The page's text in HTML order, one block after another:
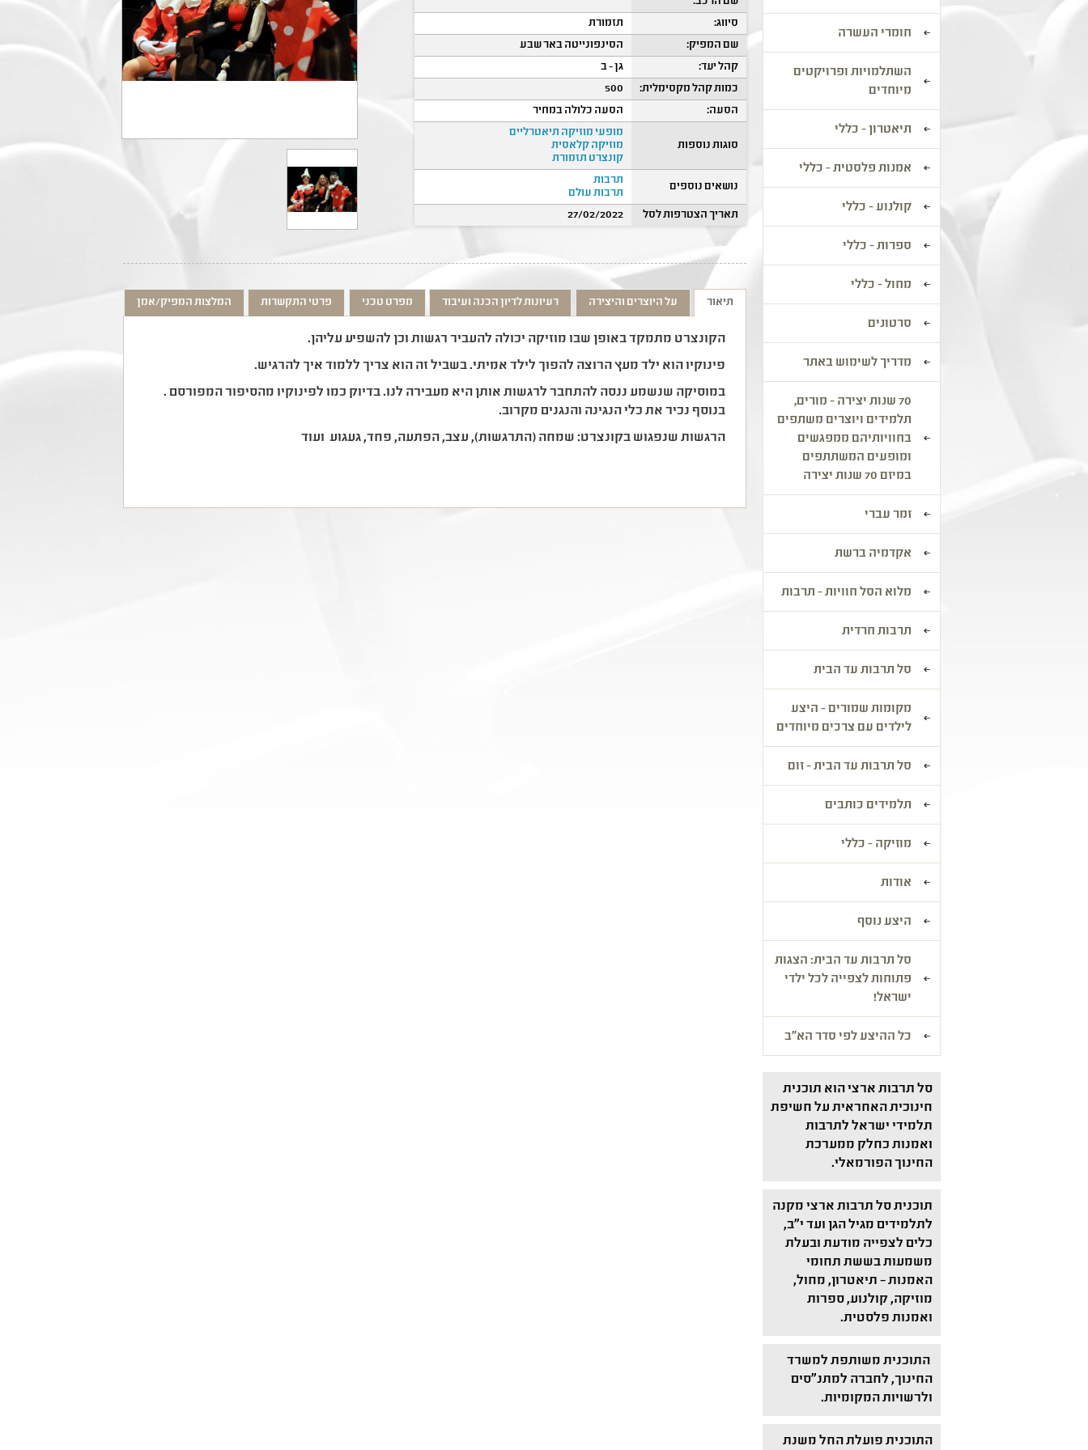
סיווג:
תזמורת
שם המפיק:
הסינפונייטה באר שבע
קהל יעד:
גן - ב
כמות קהל מקסימלית:
500
הסעה:
הסעה כלולה במחיר
סוגות נוספות
מופעי מוזיקה תיאטרליים
מוזיקה קלאסית
קונצרט תזמורת
נושאים נוספים
תרבות
תרבות עולם
תאריך הצטרפות לסל
27/02/2022
תיאור על היוצרים והיצירה רעיונות לדיון הכנה ועיבוד מפרט טכני פרטי התקשרות המלצות המפיק/אמן
הקונצרט מתמקד באופן שבו מוזיקה יכולה להעביר רגשות וכן להשפיע עליהן.
פינוקיו הוא ילד מעץ הרוצה להפוך לילד אמיתי. בשביל זה הוא צריך ללמוד איך להרגיש.
במוסיקה שנשמע ננסה להתחבר לרגשות אותן היא מעבירה לנו. בדיוק כמו לפינוקיו מהסיפור המפורסם .
בנוסף נכיר את כלי הנגינה והנגנים מקרוב.
הרגשות שנפגוש בקונצרט: שמחה (התרגשות), עצב, הפתעה, פחד, געגוע ועוד
חומרי העשרה
השתלמויות ופרויקטים
מיוחדים
תיאטרון - כללי
אמנות פלסטית - כללי
קולנוע - כללי
ספרות - כללי
מחול - כללי
סרטונים
מדריך לשימוש באתר
70 שנות יצירה - מורים,
תלמידים ויוצרים משתפים
בחוויותיהם ממפגשים
ומופעים המשתתפים
במיזם 70 שנות יצירה
זמר עברי
אקדמיה ברשת
מלוא הסל חוויות - תרבות
תרבות חרדית
סל תרבות עד הבית
מקומות שמורים - היצע
לילדים עם צרכים מיוחדים
סל תרבות עד הבית - זום
תלמידים כותבים
מוזיקה - כללי
אודות
היצע נוסף
סל תרבות עד הבית: הצגות
פתוחות לצפייה לכל ילדי
ישראל!
כל ההיצע לפי סדר הא"ב
סל תרבות ארצי הוא תוכנית
חינוכית האחראית על חשיפת
תלמידי ישראל לתרבות
ואמנות כחלק ממערכת
החינוך הפורמאלי.
תוכנית סל תרבות ארצי מקנה
לתלמידים מגיל הגן ועד י"ב,
כלים לצפייה מודעת ובעלת
משמעות בששת תחומי
האמנות – תיאטרון, מחול,
מוזיקה, קולנוע, ספרות
ואמנות פלסטית.
התוכנית משותפת למשרד
החינוך, לחברה למתנ"סים
ולרשויות המקומיות.
התוכנית פועלת החל משנת